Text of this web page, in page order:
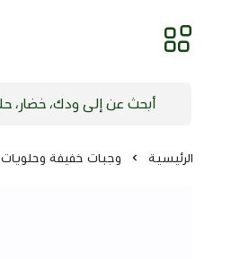
الرئيسية وجبات خفيفة وحلويات